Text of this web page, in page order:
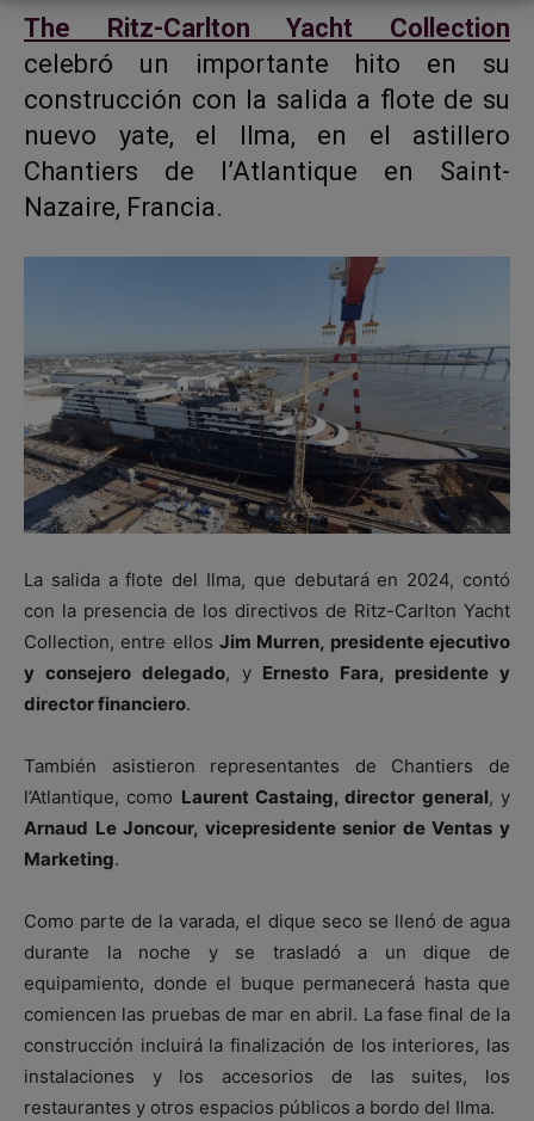
The Ritz-Carlton Yacht Collection
celebró un importante hito en su
construcción con la salida a flote de su
nuevo yate, el Ilma, en el astillero
Chantiers de l’Atlantique en Saint-
Nazaire, Francia.
La salida a flote del Ilma, que debutará en 2024, contó
con la presencia de los directivos de Ritz-Carlton Yacht
Collection, entre ellos Jim Murren, presidente ejecutivo
y consejero delegado, y Ernesto Fara, presidente y
director financiero.
También asistieron representantes de Chantiers de
l’Atlantique, como Laurent Castaing, director general, y
Arnaud Le Joncour, vicepresidente senior de Ventas y
Marketing.
Como parte de la varada, el dique seco se llenó de agua
durante la noche y se trasladó a un dique de
equipamiento, donde el buque permanecerá hasta que
comiencen las pruebas de mar en abril. La fase final de la
construcción incluirá la finalización de los interiores, las
instalaciones y los accesorios de las suites, los
restaurantes y otros espacios públicos a bordo del Ilma.